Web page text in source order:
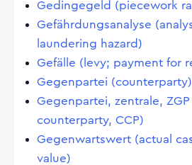
Gedingegeld (piecework
Gefährdungsanalyse
laundering hazard)
Gefälle (levy; payment for
Gegenpartei (counterparty)
Gegenpartei, zentrale, ZGP
counterparty, CCP)
Gegenwartswert (actual
value)